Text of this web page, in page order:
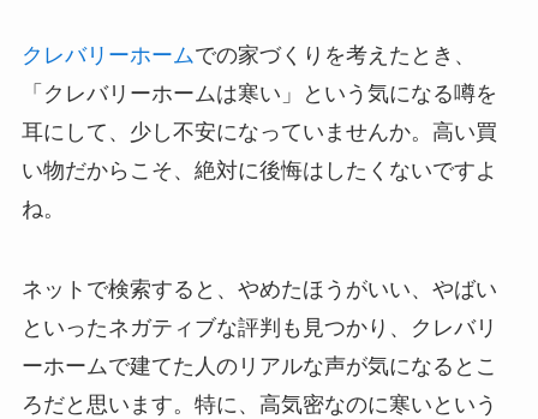
クレバリーホームでの家づくりを考えたとき、
「クレバリーホームは寒い」という気になる噂を
耳にして、少し不安になっていませんか。高い買
い物だからこそ、絶対に後悔はしたくないですよ
ね。
ネットで検索すると、やめたほうがいい、やばい
といったネガティブな評判も見つかり、クレバリ
ーホームで建てた人のリアルな声が気になるとこ
ろだと思います。特に、高気密なのに寒いという